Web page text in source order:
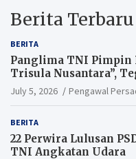
Berita Terbaru
BERITA
Panglima TNI Pimpin
Trisula Nusantara”,
Perang Modern
July 5, 2026 Pengawal
BERITA
22 Perwira Lulusan
TNI Angkatan Udara